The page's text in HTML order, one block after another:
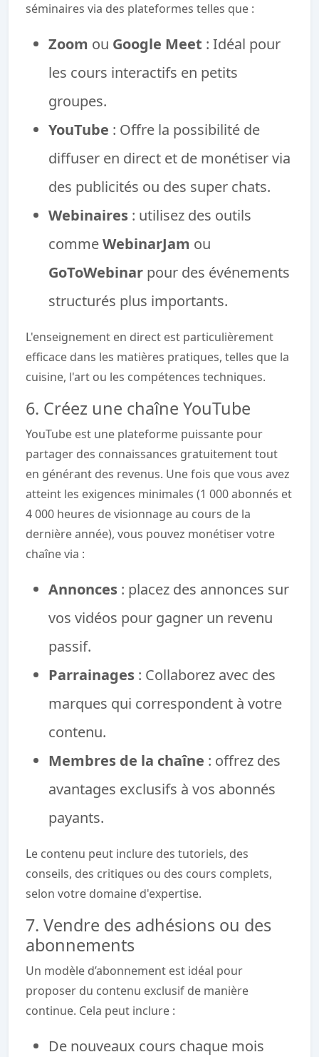
séminaires via des plateformes telles que :
Zoom ou Google Meet : Idéal pour
les cours interactifs en petits
groupes.
YouTube : Offre la possibilité de
diffuser en direct et de monétiser via
des publicités ou des super chats.
Webinaires : utilisez des outils
commeWebinarJam ou
GoToWebinar pour des événements
structurés plus importants.
L'enseignement en direct est particulièrement
efficace dans les matières pratiques, telles que la
cuisine, l'art ou les compétences techniques.
6. Créez une chaîne YouTube
YouTube est une plateforme puissante pour
partager des connaissances gratuitement tout
en générant des revenus. Une fois que vous avez
atteint les exigences minimales (1 000 abonnés et
4 000 heures de visionnage au cours de la
dernière année), vous pouvez monétiser votre
chaîne via :
Annonces : placez des annonces sur
vos vidéos pour gagner un revenu
passif.
Parrainages : Collaborez avec des
marques qui correspondent à votre
contenu.
Membres de la chaîne : offrez des
avantages exclusifs à vos abonnés
payants.
Le contenu peut inclure des tutoriels, des
conseils, des critiques ou des cours complets,
selon votre domaine d'expertise.
7. Vendre des adhésions ou des
abonnements
Un modèle d’abonnement est idéal pour
proposer du contenu exclusif de manière
continue. Cela peut inclure :
De nouveaux cours chaque mois